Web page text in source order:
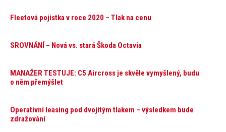
Fleetová pojistka v roce 2020 – Tlak na cenu
SROVNÁNÍ – Nová vs. stará Škoda Octavia
MANAŽER TESTUJE: C5 Aircross je skvěle vymyšlený, budu
o něm přemýšlet
Operativní leasing pod dvojitým tlakem – výsledkem bude
zdražování